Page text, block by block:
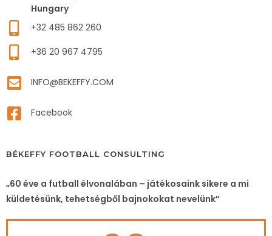
Hungary
+32 485 862 260
+36 20 967 4795
INFO@BEKEFFY.COM
Facebook
BÉKEFFY FOOTBALL CONSULTING
„60 éve a futball élvonalában – játékosaink sikere a mi
küldetésünk, tehetségből bajnokokat nevelünk”